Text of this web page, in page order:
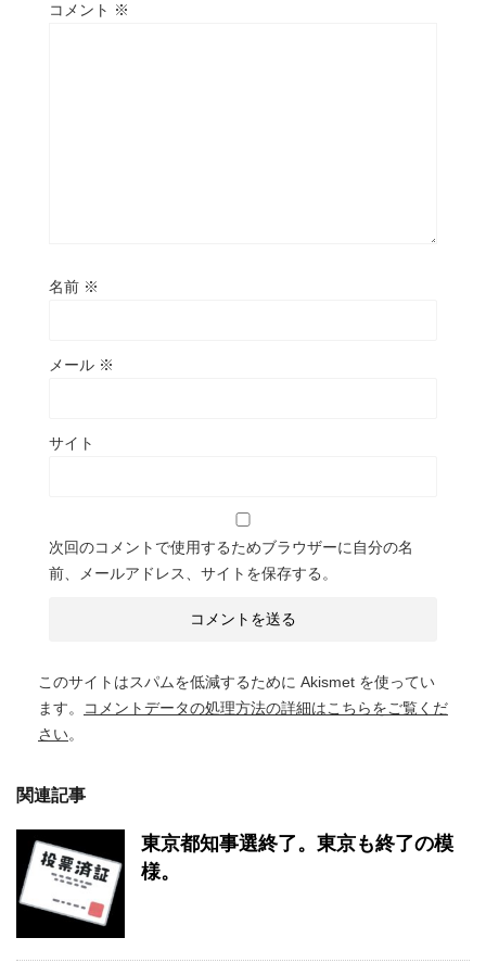
コメント ※
名前 ※
メール ※
サイト
次回のコメントで使用するためブラウザーに自分の名
前、メールアドレス、サイトを保存する。
このサイトはスパムを低減するために Akismet を使ってい
ます。
コメントデータの処理方法の詳細はこちらをご覧くだ
さい。
関連記事
東京都知事選終了。東京も終了の模
様。